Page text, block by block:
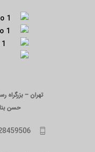
تهران – بزرگراه
حسن